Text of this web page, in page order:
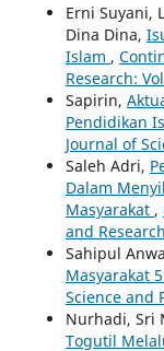
Erni Suyani,
Dina Dina,
Islam ,
Research:
Sapirin,
Pendidikan
Journal of
Saleh Adri,
Dalam
Masyarakat ,
and
Sahipul
Masyarakat
Science and
Nurhadi, Sri
Togutil